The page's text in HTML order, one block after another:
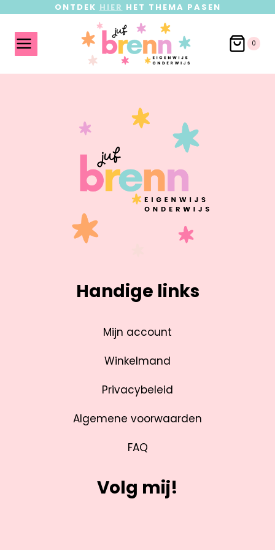
ONTDEK HIER HET THEMA PASEN
0
Handige links
Mijn account
Winkelmand
Privacybeleid
Algemene voorwaarden
FAQ
Volg mij!